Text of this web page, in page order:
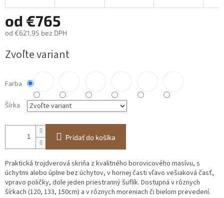
od €765
od €621,95 bez DPH
cena:
Zvoľte variant
Farba
Šírka
Pridať do košíka
Praktická trojdverová skriňa z kvalitného borovicového masívu, s
úchytmi alebo úplne bez úchytov, v hornej časti vľavo vešiaková časť,
vpravo poličky, dole jeden priestranný šuflík. Dostupná v rôznych
šírkach (120, 133, 150cm) a v rôznych moreniach či bielom prevedení.